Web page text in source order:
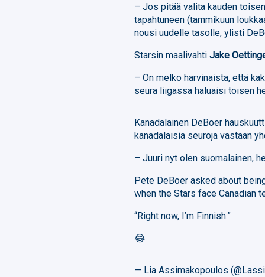
– Jos pitää valita kauden
tapahtuneen (tammikuun
nousi uudelle tasolle, ylisti
Starsin maalivahtiJake
– On melko harvinaista, että
seura liigassa haluaisi toisen
Kanadalainen DeBoer
kanadalaisia seuroja vastaan
– Juuri nyt olen suomalainen,
Pete DeBoer asked about
when the Stars face Canadian
“Right now, I’m Finnish.”
😂
— Lia Assimakopoulos